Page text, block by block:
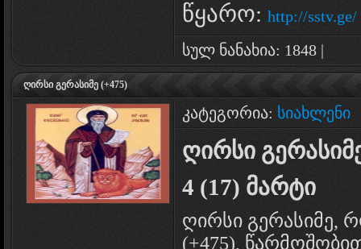
წყარო: http://sstv.ge/
სულ ნანახია: 1848 |
ღირსი გერასიმე (+475)
კატეგორია: სიახლენი
ღირსი
4 (17) მარტი
ღირსი გერასიმე,
(+475),